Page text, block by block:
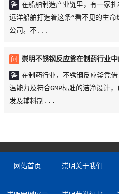
答 在船舶制造产业链里，有一家
远洋船舶打造着这条“看不见的生
公司。不...
问 崇明不锈钢反应釜在制药行业
答 在制药行业，不锈钢反应釜凭
温能力及符合GMP标准的洁净设计
发及辅料制...
网站首页 崇明关于我们